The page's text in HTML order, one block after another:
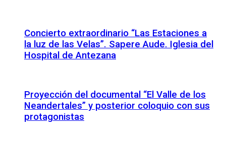
Concierto extraordinario “Las Estaciones a
la luz de las Velas”. Sapere Aude. Iglesia del
Hospital de Antezana
Proyección del documental “El Valle de los
Neandertales” y posterior coloquio con sus
protagonistas